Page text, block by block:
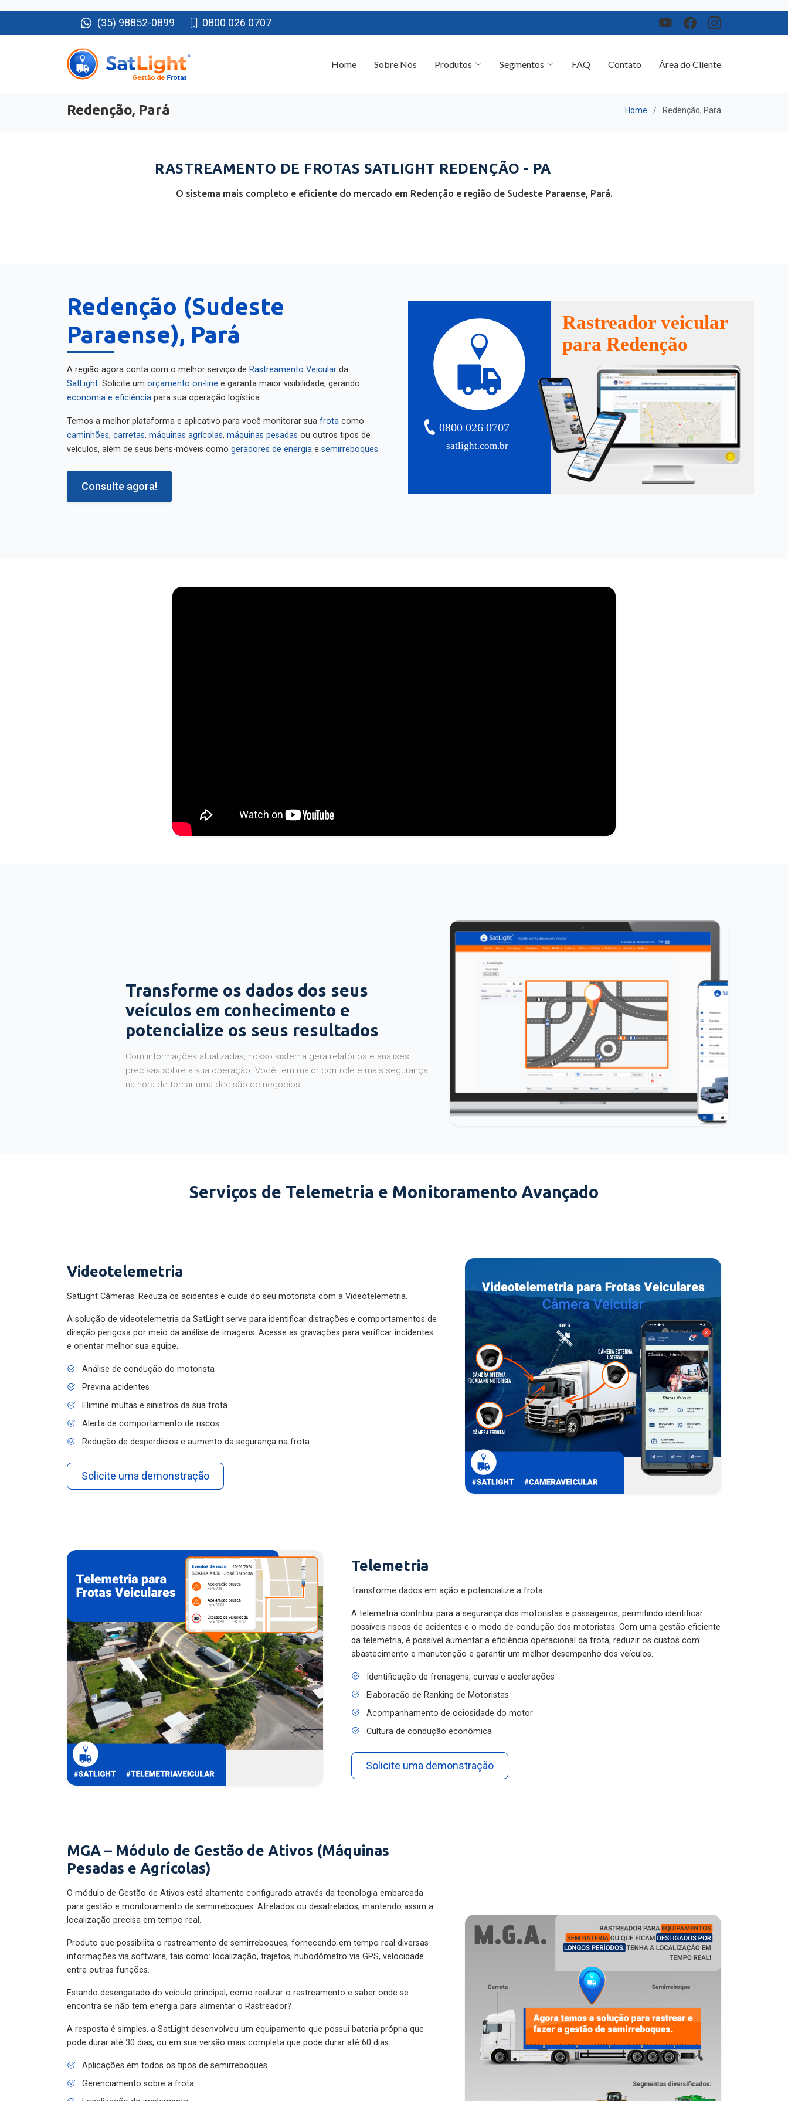
(35) 98852-0899 0800 026 0707
Redenção, Pará
RASTREAMENTO DE FROTAS SATLIGHT REDENÇÃO - PA
O sistema mais completo e eficiente do mercado em Redenção e região de Sudeste Paraense, Pará.
Redenção (Sudeste
Paraense), Pará
A região agora conta com o melhor serviço de Rastreamento Veicular
da
SatLight
. Solicite um orçamento on-line
e garanta maior visibilidade, gerando
economia e eficiência
para sua operação logística.
Temos a melhor plataforma e aplicativo para você monitorar sua frota
caminhões
máquinas agrícolas máquinas pesadas
ou outros tipos de
veículos, além de seus bens-móveis como
geradores de energia semirreboques
Consulte agora!
satlight.com.br
0800 026 0707
Rastreador veicular
para Redenção
Transforme os dados dos seus
veículos em conhecimento e
potencialize os seus resultados
Com informações atualizadas, nosso sistema gera relatórios e análises
precisas sobre a sua operação. Você tem maior controle e mais segurança
na hora de tomar uma decisão de negócios.
Serviços de Telemetria e Monitoramento Avançado
Videotelemetria
SatLight Câmeras: Reduza os acidentes e cuide do seu motorista com a Videotelemetria.
A solução de videotelemetria da SatLight serve para identificar distrações e comportamentos de
direção perigosa por meio da análise de imagens. Acesse as gravações para verificar incidentes
e orientar melhor sua equipe.
Análise de condução do motorista
Previna acidentes
Elimine multas e sinistros da sua frota
Alerta de comportamento de riscos
Redução de desperdícios e aumento da segurança na frota
Solicite uma demonstração
Telemetria
Transforme dados em ação e potencialize a frota.
A telemetria contribui para a segurança dos motoristas e passageiros, permitindo identificar
possíveis riscos de acidentes e o modo de condução dos motoristas. Com uma gestão eficiente
da telemetria, é possível aumentar a eficiência operacional da frota, reduzir os custos com
abastecimento e manutenção e garantir um melhor desempenho dos veículos.
Identificação de frenagens, curvas e acelerações
Elaboração de Ranking de Motoristas
Acompanhamento de ociosidade do motor
Cultura de condução econômica
Solicite uma demonstração
MGA – Módulo de Gestão de Ativos (Máquinas
Pesadas e Agrícolas)
O módulo de Gestão de Ativos está altamente configurado através da tecnologia embarcada
para gestão e monitoramento de semirreboques: Atrelados ou desatrelados, mantendo assim a
localização precisa em tempo real.
Produto que possibilita o rastreamento de semirreboques, fornecendo em tempo real diversas
informações via software, tais como: localização, trajetos, hubodômetro via GPS, velocidade
entre outras funções.
Estando desengatado do veículo principal, como realizar o rastreamento e saber onde se
encontra se não tem energia para alimentar o Rastreador?
A resposta é simples, a SatLight desenvolveu um equipamento que possui bateria própria que
pode durar até 30 dias, ou em sua versão mais completa que pode durar até 60 dias.
Aplicações em todos os tipos de semirreboques
Gerenciamento sobre a frota
Localização do implemento